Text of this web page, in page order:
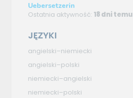
Uebersetzerin
Ostatnia aktywność:18 dni temu
JĘZYKI
angielski–niemiecki
angielski–polski
niemiecki–angielski
niemiecki–polski